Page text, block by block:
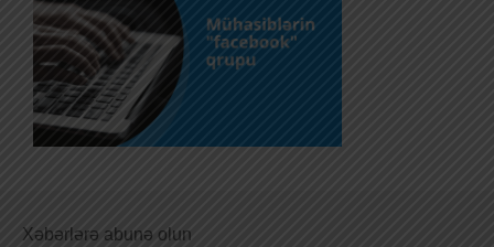
Xəbərlərə abunə olun